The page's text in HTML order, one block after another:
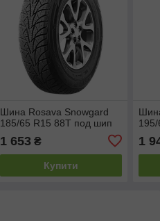
Шина Rosava Snowgard
185/65 R15 88T под шип
1 653 ₴
Купити
1